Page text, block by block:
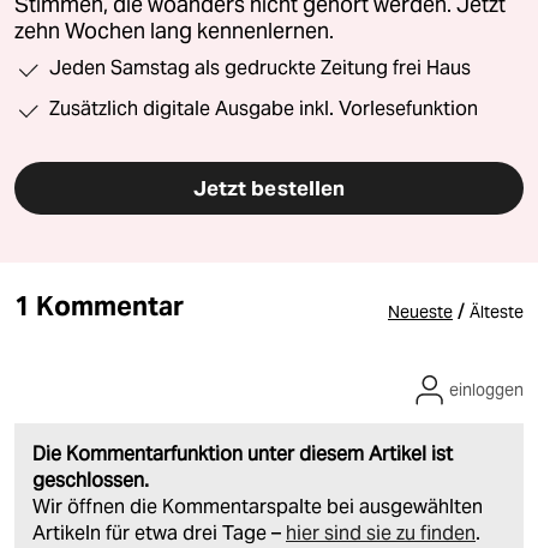
Stimmen, die woanders nicht gehört werden. Jetzt
zehn Wochen lang kennenlernen.
Jeden Samstag als gedruckte Zeitung frei Haus
Zusätzlich digitale Ausgabe inkl. Vorlesefunktion
Jetzt bestellen
1 Kommentar Neueste / Älteste
Die Kommentarfunktion unter diesem Artikel ist
geschlossen.
Wir öffnen die Kommentarspalte bei ausgewählten
Artikeln für etwa drei Tage – hier sind sie zu finden.
einloggen